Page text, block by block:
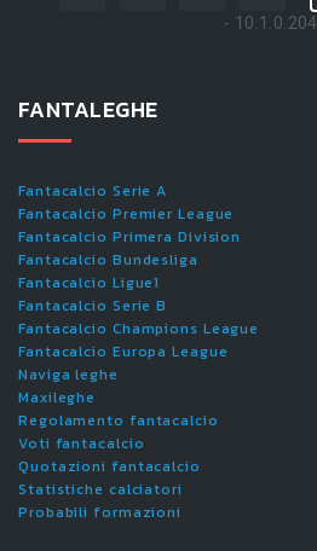
- 10.1.0.204
FANTALEGHE
Fantacalcio Serie A
Fantacalcio Premier League
Fantacalcio Primera Division
Fantacalcio Bundesliga
Fantacalcio Ligue1
Fantacalcio Serie B
Fantacalcio Champions League
Fantacalcio Europa League
Naviga leghe
Maxileghe
Regolamento fantacalcio
Voti fantacalcio
Quotazioni fantacalcio
Statistiche calciatori
Probabili formazioni